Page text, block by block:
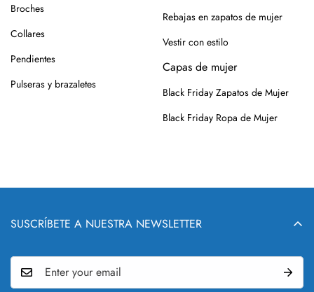
Broches
Collares
Pendientes
Pulseras y brazaletes
Rebajas en zapatos de mujer
Vestir con estilo
Capas de mujer
Black Friday Zapatos de Mujer
Black Friday Ropa de Mujer
SUSCRÍBETE A NUESTRA NEWSLETTER